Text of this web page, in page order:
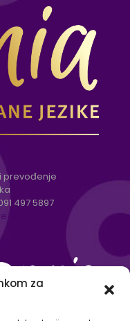
za
prevođenje
497 5897